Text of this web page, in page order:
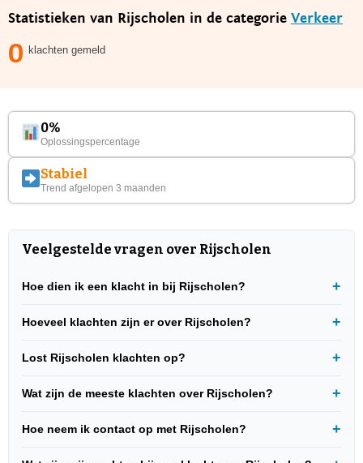
Statistieken van Rijscholen in de categorie Verkeer
0 klachten gemeld
0%
Oplossingspercentage
Stabiel
Trend afgelopen 3 maanden
Veelgestelde vragen over Rijscholen
Hoe dien ik een klacht in bij Rijscholen?
Hoeveel klachten zijn er over Rijscholen?
Lost Rijscholen klachten op?
Wat zijn de meeste klachten over Rijscholen?
Hoe neem ik contact op met Rijscholen?